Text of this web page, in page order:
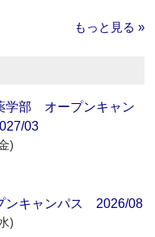
もっと見る »
学部 オープンキャン
03
)
ンキャンパス 2026/08
)